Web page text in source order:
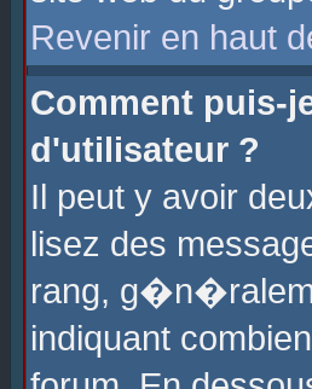
Revenir en haut
Comment puis-
d'utilisateur ?
Il peut y avoir
lisez des
rang,
indiquant